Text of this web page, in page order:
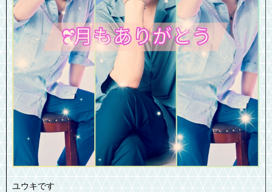
ユウキです